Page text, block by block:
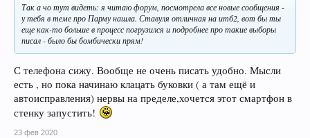
Так а чо тут видеть: я читаю форум, посмотрела все новые сообщения -
у тебя в теме про Парму нашла. Ставуля отличная на итб2, вот бы ты
еще как-то больше в процесс погрузился и подробнее про такие выборы
писал - было бы бомбически прям!
С телефона сижу. Вообще не очень писать удобно. Мысли
есть , но пока начинаю клацать буковки ( а там ещё и
автоисправления) нервы на пределе,хочется этот смартфон в
стенку запустить!
23 фев 2020